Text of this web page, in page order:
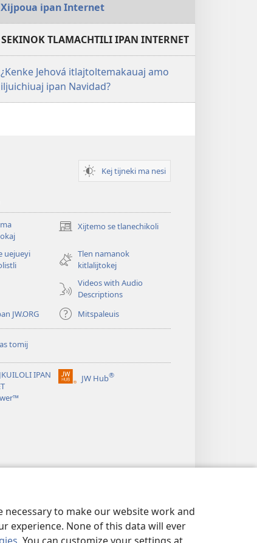
necessary to make our website work and
experience. None of this data will ever
Xijpoua ipan Internet
SEKINOK TLAMACHTILI IPAN INTERNET
¿Kenke Jehová itlajtoltemakauaj amo
iljuichiuaj ipan Navidad?
Kej tijneki ma nesi
Xijtemo se tlanechikoli
(opens
window)
uejueyi
Tlen namanok
kitlalijtokej
Videos with Audio
Descriptions
JW.ORG
Mitspaleuis
tomij
IPAN
JW Hub®
(opens